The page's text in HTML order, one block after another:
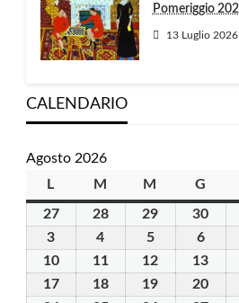
Pomeriggio
13 Luglio 2026
CALENDARIO
Agosto 2026
L
M martedì
M mercoledì
G
2727
Luglio
2026
2828
29 30
3
Agosto
2026
4
Agosto
2026
55
Agosto
2026
66
2026
1010
Agosto
1111
Agosto
12
Agosto
13
1717
1818
19 20